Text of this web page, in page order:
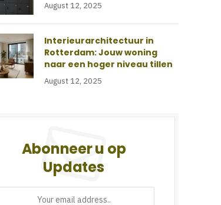
August 12, 2025
Interieurarchitectuur in
Rotterdam: Jouw woning
naar een hoger niveau tillen
August 12, 2025
Abonneer u op
Updates